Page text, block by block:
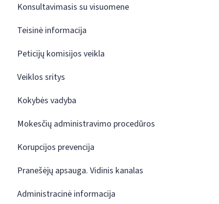
Konsultavimasis su visuomene
Teisinė informacija
Peticijų komisijos veikla
Veiklos sritys
Kokybės vadyba
Mokesčių administravimo procedūros
Korupcijos prevencija
Pranešėjų apsauga. Vidinis kanalas
Administracinė informacija